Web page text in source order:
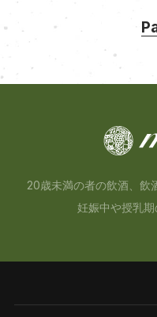
20歳未満の者の飲酒、飲
妊娠中や授乳期